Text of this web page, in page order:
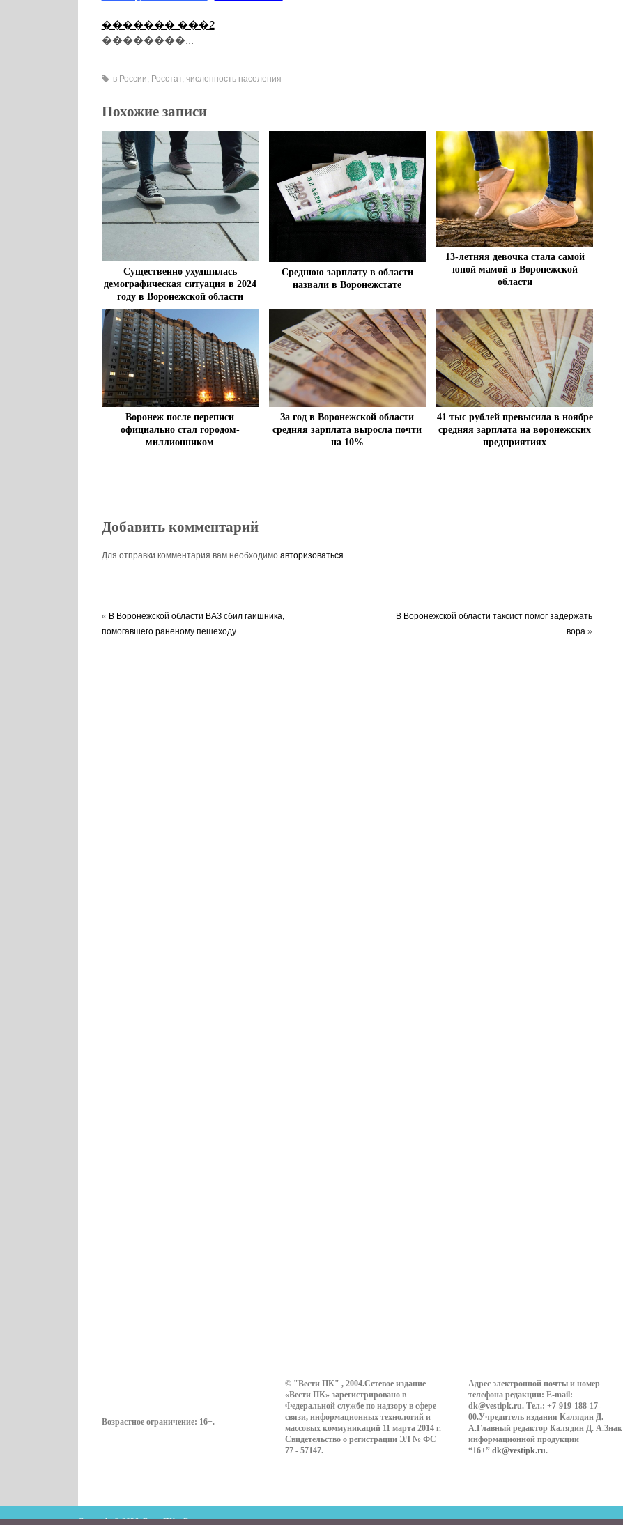
������� ���2
��������...
в России, Росстат, численность населения
Похожие записи
Существенно ухудшилась
демографическая ситуация в 2024
году в Воронежской области
Среднюю зарплату в области
назвали в Воронежстате
13-летняя девочка стала самой
юной мамой в Воронежской
области
Воронеж после переписи
официально стал городом-
миллионником
За год в Воронежской области
средняя зарплата выросла почти
на 10%
41 тыс рублей превысила в ноябре
средняя зарплата на воронежских
предприятиях
Добавить комментарий
Для отправки комментария вам необходимо авторизоваться.
« В Воронежской области ВАЗ сбил гаишника,
помогавшего раненому пешеходу
В Воронежской области таксист помог задержать
вора »
Возрастное ограничение: 16+.
© "Вести ПК" , 2004.Сетевое издание
«Вести ПК» зарегистрировано в
Федеральной службе по надзору в сфере
связи, информационных технологий и
массовых коммуникаций 11 марта 2014 г.
Свидетельство о регистрации ЭЛ № ФС
77 - 57147.
Адрес электронной почты и номер
телефона редакции: E-mail:
dk@vestipk.ru. Тел.: +7-919-188-17-
00.Учредитель издания Калядин Д.
А.Главный редактор Калядин Д. А.Знак
информационной продукции
“16+” dk@vestipk.ru.
Copyright © 2026. ВестиПК в Воронеже